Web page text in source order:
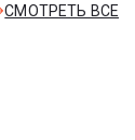
СМОТРЕТЬ ВСЕ